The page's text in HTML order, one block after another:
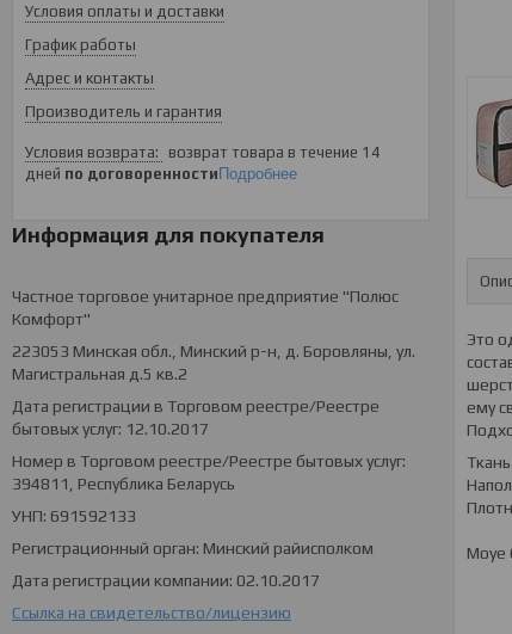
Условия оплаты и доставки
График работы
Адрес и контакты
Производитель и гарантия
возврат товара в течение 14
дней по договоренностиПодробнее
Информация для покупателя
Частное торговое унитарное предприятие "Полюс
Комфорт"
223053 Минская обл., Минский р-н, д. Боровляны, ул.
Магистральная д.5 кв.2
Дата регистрации в Торговом реестре/Реестре
бытовых услуг: 12.10.2017
Номер в Торговом реестре/Реестре бытовых услуг:
394811, Республика Беларусь
УНП: 691592133
Регистрационный орган: Минский райисполком
Дата регистрации компании: 02.10.2017
Ссылка на свидетельство/лицензию
Это
ему
Moye